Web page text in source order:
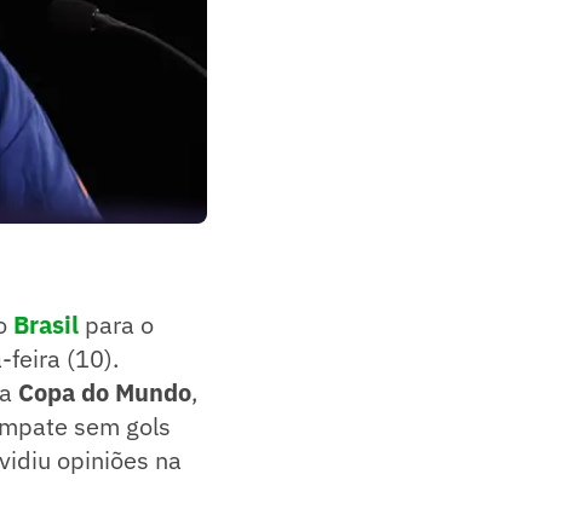
Brasil para o
feira (10).
Copa do Mundo,
sem gols
opiniões na